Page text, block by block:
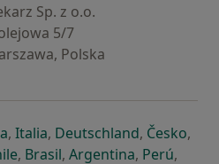
Sp. z o.o.
5/7
Polska
záložce
v nové záložce
se otevře v nové záložce
, Italiase otevře v nové záložce
, Deutschlandse otevře v
, Českose
,
záložce
v nové záložce
se otevře v nové záložce
, Brasilse otevře v nové
, Argentinase otevře v
, Perúse
,